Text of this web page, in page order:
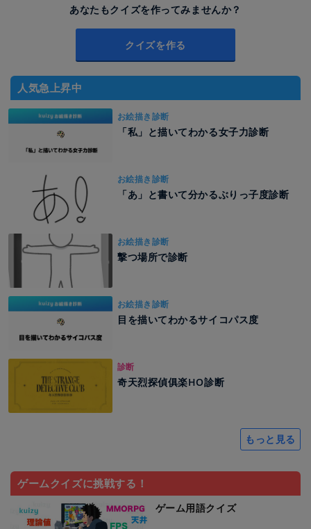
あなたもクイズを作ってみませんか？
クイズを作る
人気急上昇中
お絵描き診断
「私」と描いてわかる女子力診断
お絵描き診断
「あ」と書いて分かるぶりっ子度診断
お絵描き診断
撃つ場所で診断
お絵描き診断
目を描いてわかるサイコパス度
診断
奇天烈探偵俱楽HO診断
もっと見る
ゲームクイズに挑戦する！
ゲーム用語クイズ